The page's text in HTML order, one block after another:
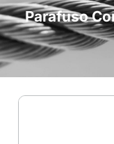
Parafuso